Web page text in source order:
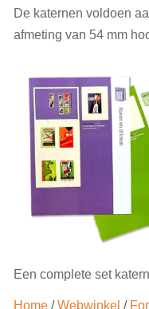
De katernen voldoen
afmeting van 54 mm
Een complete set
Home/Webwinkel /